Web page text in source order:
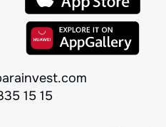
15 15